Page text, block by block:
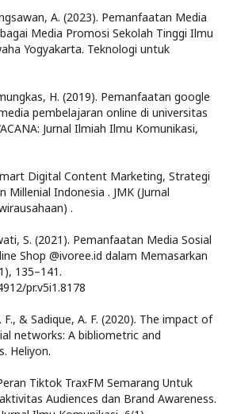
A. (2023). Pemanfaatan Media
Media Promosi Sekolah Tinggi Ilmu
Yogyakarta. Teknologi untuk
H. (2019). Pemanfaatan google
pembelajaran online di universitas
Jurnal Ilmiah Ilmu Komunikasi,
Digital Content Marketing, Strategi
Millenial Indonesia . JMK (Jurnal
.
S. (2021). Pemanfaatan Media Sosial
Shop @ivoree.id dalam Memasarkan
135–141.
pr.v5i1.8178
F., & Sadique, A. F. (2020). The impact of
networks: A bibliometric and
Heliyon.
Tiktok TraxFM Semarang Untuk
Audiences dan Brand Awareness.